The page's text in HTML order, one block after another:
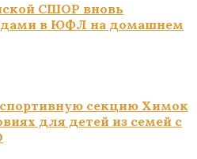
СШОР вновь
в ЮФЛ на домашнем
спортивную секцию Химок
для детей из семей с